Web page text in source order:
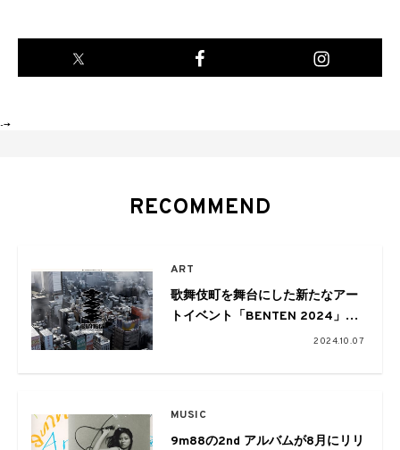
-->
RECOMMEND
ART
歌舞伎町を舞台にした新たなアー
トイベント「BENTEN 2024」が
開催。芸術監督にChim↑Pom from
2024.10.07
MUSIC
9m88の2nd アルバムが8月にリリ